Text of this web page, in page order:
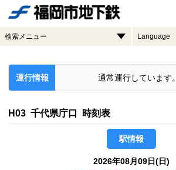
検索メニュー Language
運行情報 通常運行しています。
H03 千代県庁口 時刻表
駅情報
2026年08月09日(日)